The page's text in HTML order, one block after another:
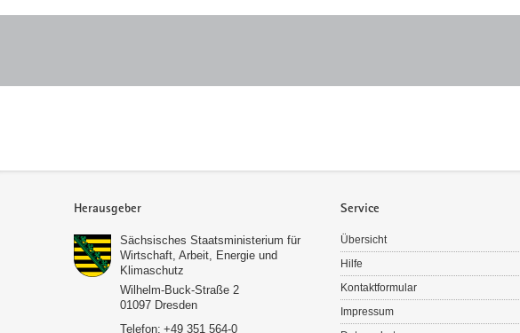
Herausgeber
Sächsisches Staatsministerium für
Wirtschaft, Arbeit, Energie und
Klimaschutz
Wilhelm-Buck-Straße 2
01097 Dresden
Telefon: +49 351 564-0
Service
Übersicht
Hilfe
Kontaktformular
Impressum